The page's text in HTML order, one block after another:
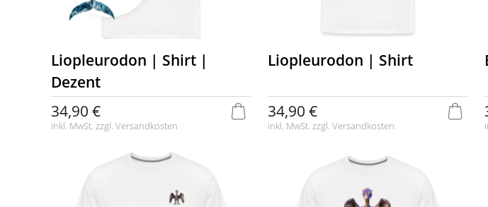
Liopleurodon | Shirt |
Dezent
34,90 €
inkl. MwSt. zzgl. Versandkosten
Liopleurodon | Shirt
34,90 €
inkl. MwSt. zzgl. Versandkosten